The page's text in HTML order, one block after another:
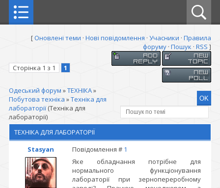
[Оновлені теми · Нові повідомлення · Учасники · Правила
форуму · Пошук · RSS ]
Сторінка 1 з 1 1
Одеський форум »ТЕХНІКА»
Побутова техніка »Техніка для
лабораторії (Техніка для
лабораторії)
ТЕХНІКА ДЛЯ ЛАБОРАТОРІЇ
Stasyan
Повідомлення # 1
Яке обладнання потрібне для
нормального функціонування
лабораторії при зернопереробному